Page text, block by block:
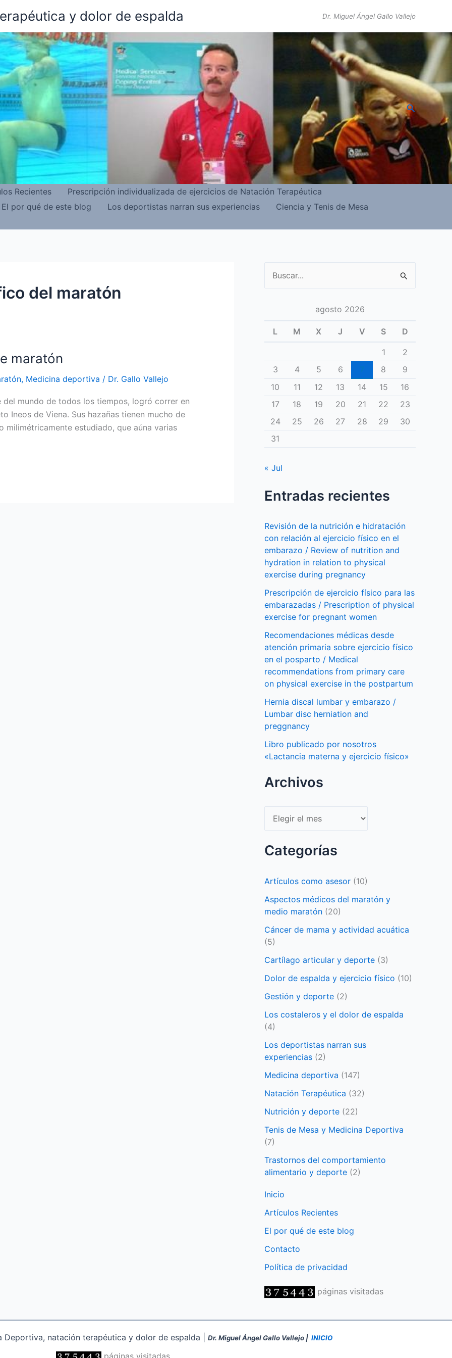
y dolor de espalda Dr. Miguel Ángel Gallo Vallejo
Buscar
Recientes
Prescripción individualizada de ejercicios de Natación Terapéutica
El por qué de este blog Los deportistas narran sus experiencias
Ciencia y Tenis de Mesa
del maratón
maratón
, Medicina deportiva / Dr. Gallo Vallejo
mundo de todos los tiempos, logró correr en
Ineos de Viena. Sus hazañas tienen mucho de
milimétricamente estudiado, que aúna varias
Buscar
por:
agosto 2026
L M X J V S D
1
2
3
4 5 6 8
9
10
11 12 13 14 15
16
17
18 19 20 21 22
23
24
25 26 27 28 29
30
31
« Jul
Entradas recientes
Revisión de la nutrición e hidratación
con relación al ejercicio físico en el
embarazo / Review of nutrition and
hydration in relation to physical
exercise during pregnancy
Prescripción de ejercicio físico para las
embarazadas / Prescription of physical
exercise for pregnant women
Recomendaciones médicas desde
atención primaria sobre ejercicio físico
en el posparto / Medical
recommendations from primary care
on physical exercise in the postpartum
Hernia discal lumbar y embarazo /
Lumbar disc herniation and
preggnancy
Libro publicado por nosotros
«Lactancia materna y ejercicio físico»
Archivos
Archivos
Categorías
Artículos como asesor (10)
Aspectos médicos del maratón y
medio maratón (20)
Cáncer de mama y actividad acuática
(5)
Cartílago articular y deporte (3)
Dolor de espalda y ejercicio físico (10)
Gestión y deporte (2)
Los costaleros y el dolor de espalda
(4)
Los deportistas narran sus
experiencias (2)
Medicina deportiva (147)
Natación Terapéutica (32)
Nutrición y deporte (22)
Tenis de Mesa y Medicina Deportiva
(7)
Trastornos del comportamiento
alimentario y deporte (2)
Inicio
Artículos Recientes
El por qué de este blog
Contacto
Política de privacidad
páginas visitadas
natación terapéutica y dolor de espalda | Dr. Miguel Ángel Gallo Vallejo | INICIO
páginas visitadas